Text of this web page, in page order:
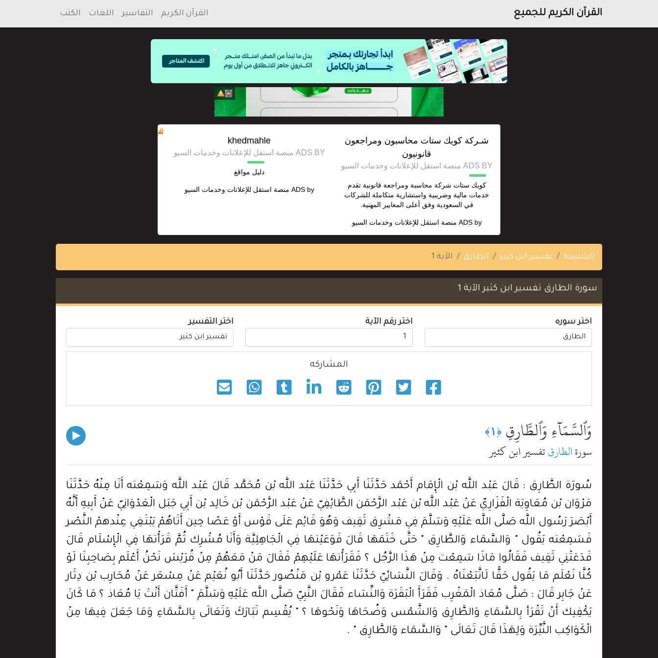
القرآن الكريم للجميع القرآن الكريم التفاسير اللغات الكتب
شـركة كويك ستات محاسبون ومراجعون
قانونيون
ADS BY منصة استقل للإعلانات وخدمات السيو
كويك ستات شركة محاسبة ومراجعة قانونية تقدم
خدمات مالية وضريبية واستشارية متكاملة للشركات
في السعودية وفق أعلى المعايير المهنية.
ADS by منصة استقل للإعلانات وخدمات السيو
khedmahle
ADS BY منصة استقل للإعلانات وخدمات السيو
دليل مواقع
ADS by منصة استقل للإعلانات وخدمات السيو
الرئيسية تفسير ابن كثير الطارق الآية 1
سورة الطارق تفسير ابن كثير الآية 1
اختر سوره اختر رقم الآية اختر التفسير
المشاركه
وَٱلسَّمَآءِ وَٱلطَّارِقِ ﴿١﴾
سورةالطارقتفسير ابن كثير
سُورَة الطَّارِق : قَالَ عَبْد اللَّه بْن الْإِمَام أَحْمَد حَدَّثَنَا أَبِي حَدَّثَنَا عَبْد اللَّه بْن مُحَمَّد قَالَ عَبْد اللَّه وَسَمِعْته أَنَا مِنْهُ حَدَّثَنَا
مَرْوَان بْن مُعَاوِيَة الْفَزَارِيّ عَنْ عَبْد اللَّه بْن عَبْد الرَّحْمَن الطَّائِفِيّ عَنْ عَبْد الرَّحْمَن بْن خَالِد بْن أَبِي جَبَل الْعَدْوَانِيّ عَنْ أَبِيهِ أَنَّهُ
أَبْصَرَ رَسُول اللَّه صَلَّى اللَّه عَلَيْهِ وَسَلَّمَ فِي مَشْرِق ثَقِيف وَهُوَ قَائِم عَلَى قَوْس أَوْ عَصًا حِين أَتَاهُمْ يَبْتَغِي عِنْدهمْ النَّصْر
فَسَمِعْته يَقُول " وَالسَّمَاء وَالطَّارِق " حَتَّى خَتَمَهَا قَالَ فَوَعَيْتهَا فِي الْجَاهِلِيَّة وَأَنَا مُشْرِك ثُمَّ قَرَأْتهَا فِي الْإِسْلَام قَالَ
فَدَعَتْنِي ثَقِيف فَقَالُوا مَاذَا سَمِعْت مِنْ هَذَا الرَّجُل ؟ فَقَرَأْتهَا عَلَيْهِمْ فَقَالَ مَنْ مَعَهُمْ مِنْ قُرَيْش نَحْنُ أَعْلَم بِصَاحِبِنَا لَوْ
كُنَّا نَعْلَم مَا يَقُول حَقًّا لَاتَّبَعْنَاهُ . وَقَالَ النَّسَائِيّ حَدَّثَنَا عَمْرو بْن مَنْصُور حَدَّثَنَا أَبُو نُعَيْم عَنْ مِسْعَر عَنْ مُحَارِب بْن دِثَار
عَنْ جَابِر قَالَ : صَلَّى مُعَاذ الْمَغْرِب فَقَرَأَ الْبَقَرَة وَالنِّسَاء فَقَالَ النَّبِيّ صَلَّى اللَّه عَلَيْهِ وَسَلَّمَ " أَفَتَّان أَنْتَ يَا مُعَاذ ؟ مَا كَانَ
يَكْفِيك أَنْ تَقْرَأ بِالسَّمَاءِ وَالطَّارِق وَالشَّمْس وَضُحَاهَا وَنَحْوهَا ؟ " يُقْسِم تَبَارَكَ وَتَعَالَى بِالسَّمَاءِ وَمَا جَعَلَ فِيهَا مِنْ
الْكَوَاكِب النَّيِّرَة وَلِهَذَا قَالَ تَعَالَى " وَالسَّمَاء وَالطَّارِق " .